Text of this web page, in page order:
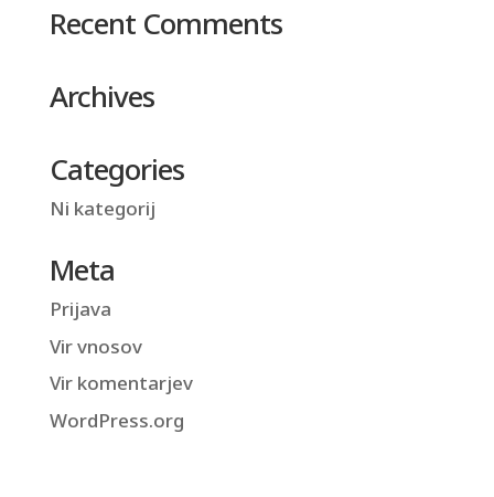
Recent Comments
Archives
Categories
Ni kategorij
Meta
Prijava
Vir vnosov
Vir komentarjev
WordPress.org